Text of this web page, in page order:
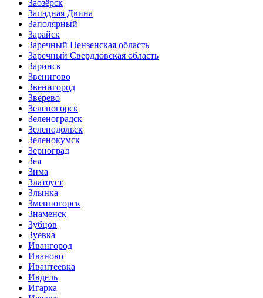
Заозёрск
Западная Двина
Заполярный
Зарайск
Заречный Пензенская область
Заречный Свердловская область
Заринск
Звенигово
Звенигород
Зверево
Зеленогорск
Зеленоградск
Зеленодольск
Зеленокумск
Зерноград
Зея
Зима
Златоуст
Злынка
Змеиногорск
Знаменск
Зубцов
Зуевка
Ивангород
Иваново
Ивантеевка
Ивдель
Игарка